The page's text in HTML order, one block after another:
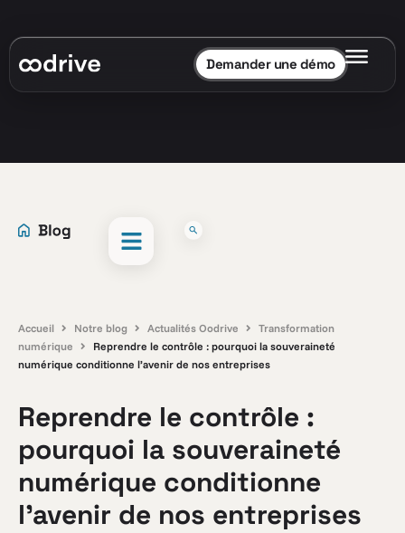
Demander une démo
Accueil Notre blog Actualités Oodrive
Transformation
numérique
Reprendre le contrôle : pourquoi la souveraineté
numérique conditionne l’avenir de nos entreprises
Reprendre le contrôle :
pourquoi la souveraineté
numérique conditionne
l’avenir de nos entreprises